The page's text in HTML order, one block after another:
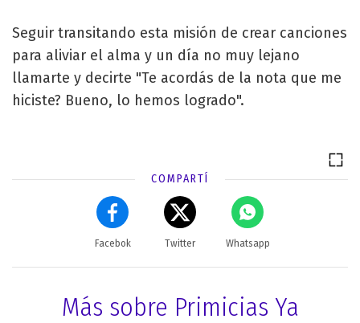
Seguir transitando esta misión de crear canciones
para aliviar el alma y un día no muy lejano
llamarte y decirte "Te acordás de la nota que me
hiciste? Bueno, lo hemos logrado".
COMPARTÍ
Facebok Twitter Whatsapp
Más sobre Primicias Ya